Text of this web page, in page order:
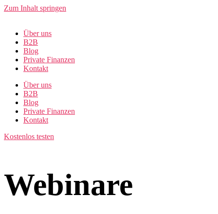
Zum Inhalt springen
Über uns
B2B
Blog
Private Finanzen
Kontakt
Über uns
B2B
Blog
Private Finanzen
Kontakt
Kostenlos testen
Webinare